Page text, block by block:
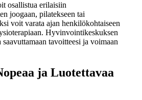
osallistua erilaisiin
joogaan, pilatekseen tai
voit varata ajan henkilökohtaiseen
Hyvinvointikeskuksen
tavoitteesi ja voimaan
ja Luotettavaa